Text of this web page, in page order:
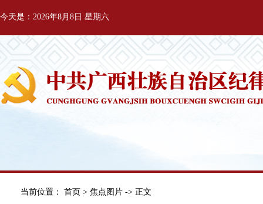
今天是：2026年8月8日 星期六
当前位置： 首页 > 焦点图片 -> 正文